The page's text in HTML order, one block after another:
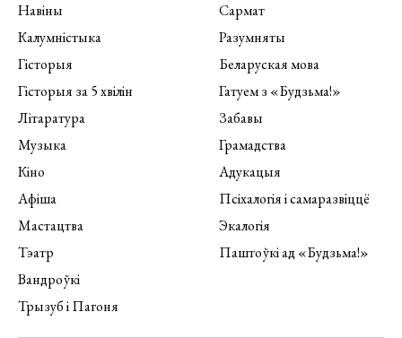
Навіны
Калумністыка
Гісторыя
Гісторыя за 5 хвілін
Літаратура
Музыка
Кіно
Афіша
Мастацтва
Тэатр
Вандроўкі
Трызуб і Пагоня
Сармат
Разумняты
Беларуская мова
Гатуем з «Будзьма!»
Забавы
Грамадства
Адукацыя
Псіхалогія і самаразвіццё
Экалогія
Паштоўкі ад «Будзьма!»